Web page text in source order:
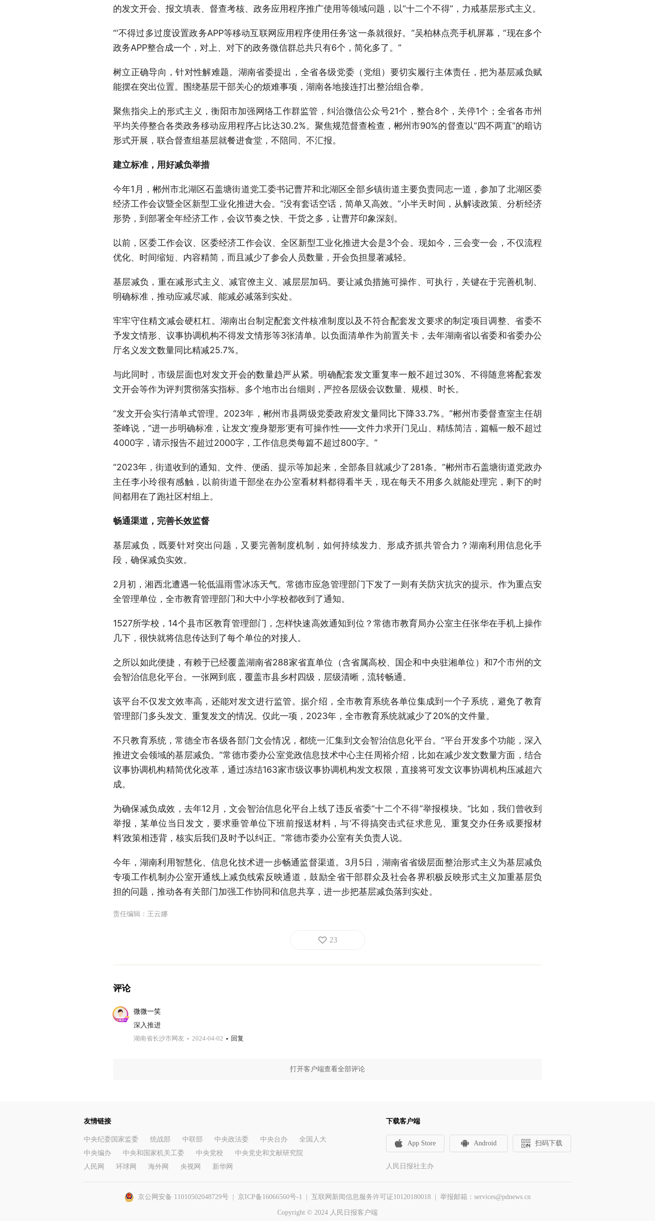
的发文开会、报文填表、督查考核、政务应用程序推广使用等领域问题，以“十二个不得”，力戒基层形式主义。
“‘不得过多过度设置政务APP等移动互联网应用程序使用任务’这一条就很好。”吴柏林点亮手机屏幕，“现在多个
政务APP整合成一个，对上、对下的政务微信群总共只有6个，简化多了。”
树立正确导向，针对性解难题。湖南省委提出，全省各级党委（党组）要切实履行主体责任，把为基层减负赋
能摆在突出位置。围绕基层干部关心的烦难事项，湖南各地接连打出整治组合拳。
聚焦指尖上的形式主义，衡阳市加强网络工作群监管，纠治微信公众号21个，整合8个，关停1个；全省各市州
平均关停整合各类政务移动应用程序占比达30.2%。聚焦规范督查检查，郴州市90%的督查以“四不两直”的暗访
形式开展，联合督查组基层就餐进食堂，不陪同、不汇报。
建立标准，用好减负举措
今年1月，郴州市北湖区石盖塘街道党工委书记曹芹和北湖区全部乡镇街道主要负责同志一道，参加了北湖区委
经济工作会议暨全区新型工业化推进大会。“没有套话空话，简单又高效。”小半天时间，从解读政策、分析经济
形势，到部署全年经济工作，会议节奏之快、干货之多，让曹芹印象深刻。
以前，区委工作会议、区委经济工作会议、全区新型工业化推进大会是3个会。现如今，三会变一会，不仅流程
优化、时间缩短、内容精简，而且减少了参会人员数量，开会负担显著减轻。
基层减负，重在减形式主义、减官僚主义、减层层加码。要让减负措施可操作、可执行，关键在于完善机制、
明确标准，推动应减尽减、能减必减落到实处。
牢牢守住精文减会硬杠杠。湖南出台制定配套文件核准制度以及不符合配套发文要求的制定项目调整、省委不
予发文情形、议事协调机构不得发文情形等3张清单。以负面清单作为前置关卡，去年湖南省以省委和省委办公
厅名义发文数量同比精减25.7%。
与此同时，市级层面也对发文开会的数量趋严从紧。明确配套发文重复率一般不超过30%、不得随意将配套发
文开会等作为评判贯彻落实指标。多个地市出台细则，严控各层级会议数量、规模、时长。
“发文开会实行清单式管理。2023年，郴州市县两级党委政府发文量同比下降33.7%。”郴州市委督查室主任胡
荃峰说，“进一步明确标准，让发文‘瘦身塑形’更有可操作性——文件力求开门见山、精练简洁，篇幅一般不超过
4000字，请示报告不超过2000字，工作信息类每篇不超过800字。”
“2023年，街道收到的通知、文件、便函、提示等加起来，全部条目就减少了281条。”郴州市石盖塘街道党政办
主任李小玲很有感触，以前街道干部坐在办公室看材料都得看半天，现在每天不用多久就能处理完，剩下的时
间都用在了跑社区村组上。
畅通渠道，完善长效监督
基层减负，既要针对突出问题，又要完善制度机制，如何持续发力、形成齐抓共管合力？湖南利用信息化手
段，确保减负实效。
2月初，湘西北遭遇一轮低温雨雪冰冻天气。常德市应急管理部门下发了一则有关防灾抗灾的提示。作为重点安
全管理单位，全市教育管理部门和大中小学校都收到了通知。
1527所学校，14个县市区教育管理部门，怎样快速高效通知到位？常德市教育局办公室主任张华在手机上操作
几下，很快就将信息传达到了每个单位的对接人。
之所以如此便捷，有赖于已经覆盖湖南省288家省直单位（含省属高校、国企和中央驻湘单位）和7个市州的文
会智治信息化平台。一张网到底，覆盖市县乡村四级，层级清晰，流转畅通。
该平台不仅发文效率高，还能对发文进行监管。据介绍，全市教育系统各单位集成到一个子系统，避免了教育
管理部门多头发文、重复发文的情况。仅此一项，2023年，全市教育系统就减少了20%的文件量。
不只教育系统，常德全市各级各部门文会情况，都统一汇集到文会智治信息化平台。“平台开发多个功能，深入
推进文会领域的基层减负。”常德市委办公室党政信息技术中心主任周裕介绍，比如在减少发文数量方面，结合
议事协调机构精简优化改革，通过冻结163家市级议事协调机构发文权限，直接将可发文议事协调机构压减超六
成。
为确保减负成效，去年12月，文会智治信息化平台上线了违反省委“十二个不得”举报模块。“比如，我们曾收到
举报，某单位当日发文，要求垂管单位下班前报送材料，与‘不得搞突击式征求意见、重复交办任务或要报材
料’政策相违背，核实后我们及时予以纠正。”常德市委办公室有关负责人说。
今年，湖南利用智慧化、信息化技术进一步畅通监督渠道。3月5日，湖南省省级层面整治形式主义为基层减负
专项工作机制办公室开通线上减负线索反映通道，鼓励全省干部群众及社会各界积极反映形式主义加重基层负
担的问题，推动各有关部门加强工作协同和信息共享，进一步把基层减负落到实处。
责任编辑： 王云娜
23
评论
微微一笑
深入推进
湖南省长沙市网友
2024-04-02 回复
打开客户端查看全部评论
友情链接
中央纪委国家监委 统战部 中联部 中央政法委 中央台办
全国人大
中央编办
中央和国家机关工委 中央党校
中央党史和文献研究院
人民网
环球网 海外网 央视网 新华网
下载客户端
App Store Android 扫码下载
人民日报社主办
京公网安备 11010502048729号 京ICP备16066560号-1 | 互联网新闻信息服务许可证10120180018 | 举报邮箱：services@pdnews.cn
Copyright © 2024 人民日报客户端